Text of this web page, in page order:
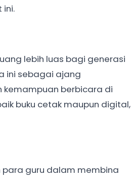
ini.
lebih luas bagi generasi
ini sebagai ajang
kemampuan berbicara di
buku cetak maupun digital,
guru dalam membina